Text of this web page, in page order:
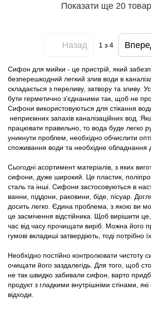
Показати ще 20
Назад 1з 4
Сифон для мийки - це пристрій, який
безперешкодний легкий злив води в
складається з переливу, затвору та зливу.
бути герметично з'єднаними так, щоб не
Сифони використовуються для стікання
неприємних запахів каналізаційних вод.
працювати правильно, то вода буде легко
уникнути проблем, необхідно обчислити
споживання води та необхідне обладнання
Сьогодні асортимент матеріалів, з яких
сифони, дуже широкий. Це пластик,
сталь та інші. Сифони застосовуються в
ванни, піддони, раковини, біде, пісуар.
досить легко. Єдина проблема, з якою ви
це засмічення відстійника. Щоб вирішити
час від часу прочищати виріб. Можна його
гумові вкладиші затвердіють, тоді потрібно їх
Необхідно постійно контролювати чистоту
очищати його заздалегідь. Для того, щоб
не так швидко забивали сифон, варто
продукт з гладкими внутрішніми стінами,
відходи.